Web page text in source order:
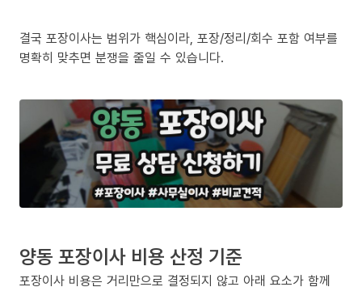
결국 포장이사는 범위가 핵심이라, 포장/정리/회수 포함 여부를
명확히 맞추면 분쟁을 줄일 수 있습니다.
양동 포장이사 비용 산정 기준
포장이사 비용은 거리만으로 결정되지 않고 아래 요소가 함께